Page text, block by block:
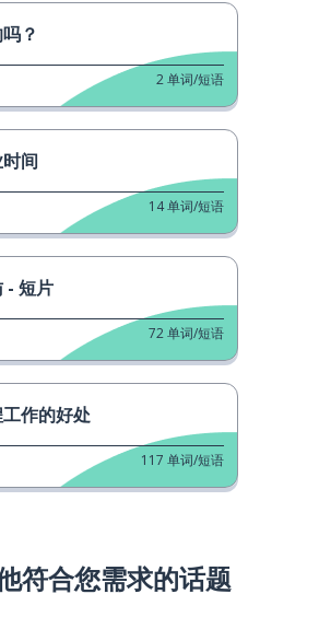
？
2单词/短语
间
14单词/短语
- 短片
72单词/短语
作的好处
117 单词/短语
符合您需求的话题